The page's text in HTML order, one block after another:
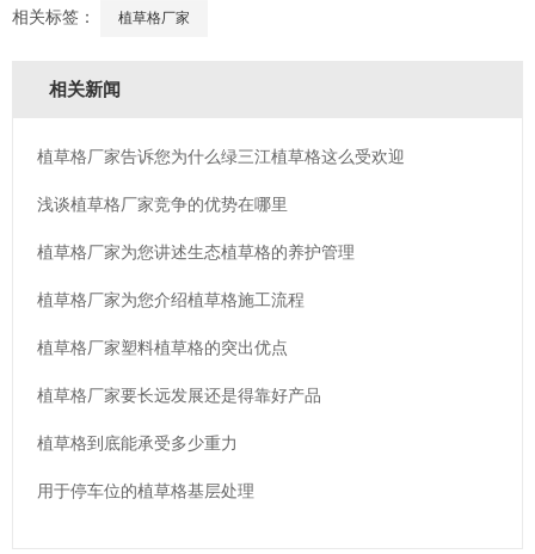
相关标签： 植草格厂家
相关新闻
植草格厂家告诉您为什么绿三江植草格这么受欢迎
浅谈植草格厂家竞争的优势在哪里
植草格厂家为您讲述生态植草格的养护管理
植草格厂家为您介绍植草格施工流程
植草格厂家塑料植草格的突出优点
植草格厂家要长远发展还是得靠好产品
植草格到底能承受多少重力
用于停车位的植草格基层处理